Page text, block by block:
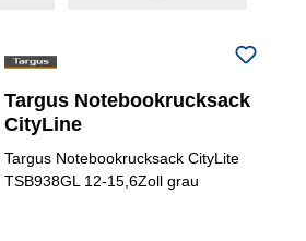
Targus Notebookrucksack
CityLine
Targus Notebookrucksack CityLite
TSB938GL 12-15,6Zoll grau